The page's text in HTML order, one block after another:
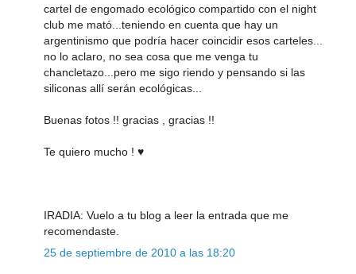
cartel de engomado ecológico compartido con el night
club me mató...teniendo en cuenta que hay un
argentinismo que podría hacer coincidir esos carteles...
no lo aclaro, no sea cosa que me venga tu
chancletazo...pero me sigo riendo y pensando si las
siliconas allí serán ecológicas...
Buenas fotos !! gracias , gracias !!
Te quiero mucho ! ♥
IRADIA: Vuelo a tu blog a leer la entrada que me
recomendaste.
25 de septiembre de 2010 a las 18:20